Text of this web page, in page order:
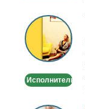
Тантрический
массаж
Исполнитель